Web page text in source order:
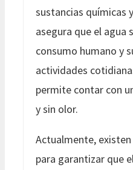
sustancias químicas
asegura que el agua
consumo humano y
actividades
permite contar con
y sin olor.
Actualmente,
para garantizar que